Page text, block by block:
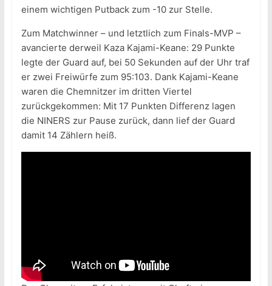
einem wichtigen Putback zum -10 zur Stelle.
Zum Matchwinner – und letztlich zum Finals-MVP –
avancierte derweil Kaza Kajami-Keane: 29 Punkte
legte der Guard auf, bei 50 Sekunden auf der Uhr traf
er zwei Freiwürfe zum 95:103. Dank Kajami-Keane
waren die Chemnitzer im dritten Viertel
zurückgekommen: Mit 17 Punkten Differenz lagen
die NINERS zur Pause zurück, dann lief der Guard
damit 14 Zählern heiß.